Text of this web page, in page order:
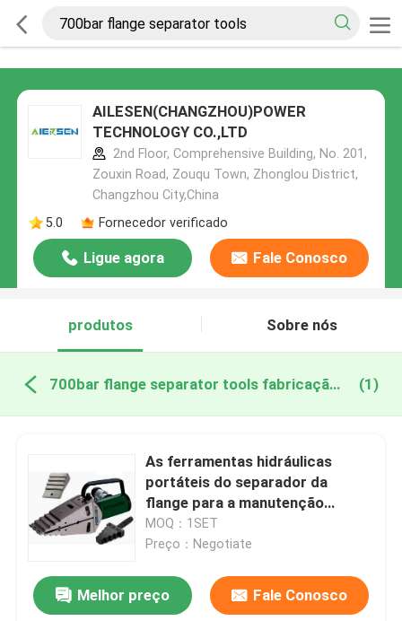
AILESEN(CHANGZHOU)POWER
TECHNOLOGY CO.,LTD
2nd Floor, Comprehensive Building, No. 201,
Zouxin Road, Zouqu Town, Zhonglou District,
Changzhou City,China
5.0
Fornecedor verificado
Ligue agora Fale Conosco
produtos Sobre nós
700bar flange separator tools fabricação online (1)
As ferramentas hidráulicas
portáteis do separador da
flange para a manutenção
revisam testes e substituição da
válvula
MOQ：1SET
Preço：Negotiate
Melhor preço Fale Conosco